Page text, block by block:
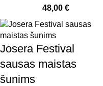
48,00 €
Josera Festival
sausas maistas
šunims